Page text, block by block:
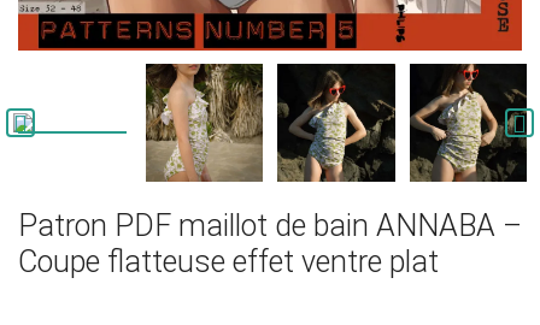
 
Patron PDF maillot de bain ANNABA –
Coupe flatteuse effet ventre plat